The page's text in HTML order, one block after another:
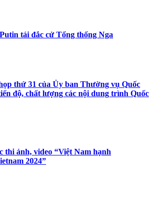
tái đắc cử Tổng thống Nga
thứ 31 của Ủy ban Thường vụ Quốc
độ, chất lượng các nội dung trình Quốc
thi ảnh, video “Việt Nam hạnh
2024”